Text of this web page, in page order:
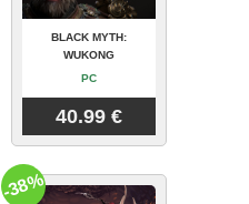
BLACK MYTH:
WUKONG
PC
40.99 €
-38%